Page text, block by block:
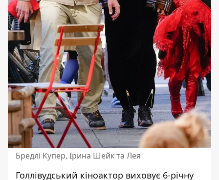
Бредлі Купер, Ірина Шейк та Лея
Голлівудський кіноактор виховує 6-річну